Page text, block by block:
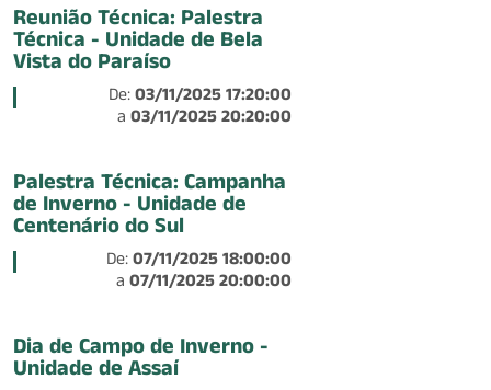
Reunião Técnica: Palestra
Técnica - Unidade de Bela
Vista do Paraíso
De:03/11/2025 17:20:00
a03/11/2025 20:20:00
Palestra Técnica: Campanha
de Inverno - Unidade de
Centenário do Sul
De:07/11/2025 18:00:00
a07/11/2025 20:00:00
Dia de Campo de Inverno -
Unidade de Assaí